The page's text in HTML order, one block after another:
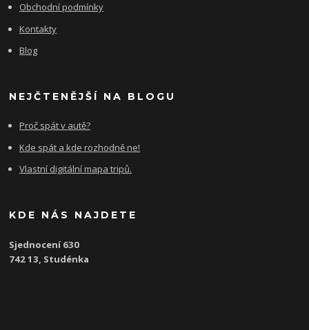
Obchodní podmínky
Kontakty
Blog
NEJČTENĚJŠÍ NA BLOGU
Proč spát v autě?
Kde spát a kde rozhodně ne!
Vlastní digitální mapa tripů.
KDE NÁS NAJDETE
Sjednocení 630
742 13, Studénka